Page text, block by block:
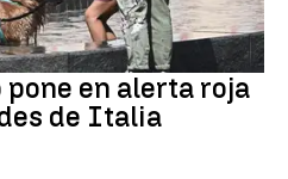
en alerta roja
de Italia